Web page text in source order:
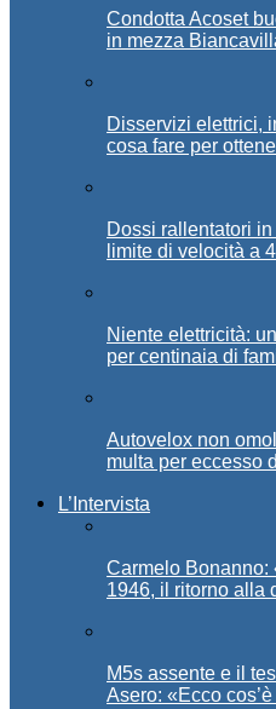
Condotta Acoset
in mezza
Disservizi elettrici,
cosa fare per
Dossi rallentatori
limite di velocità a
Niente elettricità:
per centinaia di
Autovelox non
multa per eccesso
L’Intervista
Carmelo
1946, il ritorno alla
M5s assente e il
Asero: «Ecco